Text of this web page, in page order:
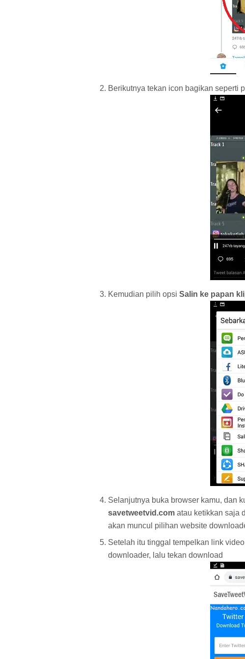
Berikutnya tekan icon bagikan seperti
Kemudian pilih opsi Salin ke papan
Selanjutnya buka browser kamu, dan
savetweetvid.com atau ketikkan saja
akan muncul pilihan website
Setelah itu tinggal tempelkan link
downloader, lalu tekan download